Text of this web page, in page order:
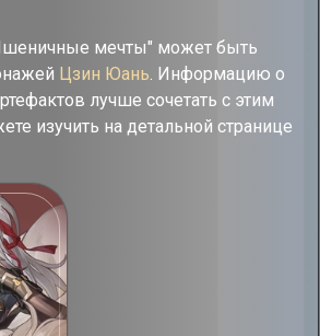
мечты" может быть
Цзин Юань. Информацию о
лучше сочетать с этим
изучить на детальной странице